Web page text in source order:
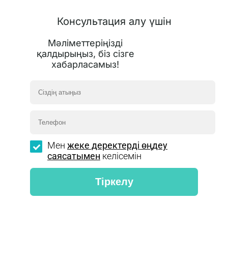
Консультация алу үшін
Мәліметтеріңізді
қалдырыңыз, біз сізге
хабарласамыз!
Мен жеке деректерді өңдеу
саясатымен келісемін